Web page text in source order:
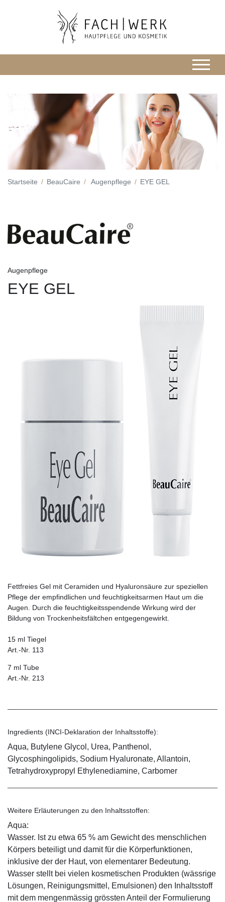
Startseite BeauCaire Augenpflege EYE GEL
Augenpflege
EYE GEL
Fettfreies Gel mit Ceramiden und Hyaluronsäure zur speziellen
Pflege der empfindlichen und feuchtigkeitsarmen Haut um die
Augen. Durch die feuchtigkeitsspendende Wirkung wird der
Bildung von Trockenheitsfältchen entgegengewirkt.
15 ml Tiegel
Art.-Nr. 113
7 ml Tube
Art.-Nr. 213
Ingredients (INCI-Deklaration der Inhaltsstoffe):
Aqua, Butylene Glycol, Urea, Panthenol,
Glycosphingolipids, Sodium Hyaluronate, Allantoin,
Tetrahydroxypropyl Ethylenediamine, Carbomer
Weitere Erläuterungen zu den Inhaltsstoffen:
Aqua:
Wasser. Ist zu etwa 65 % am Gewicht des menschlichen
Körpers beteiligt und damit für die Körperfunktionen,
inklusive der der Haut, von elementarer Bedeutung.
Wasser stellt bei vielen kosmetischen Produkten (wässrige
Lösungen, Reinigungsmittel, Emulsionen) den Inhaltsstoff
mit dem mengenmässig grössten Anteil der Formulierung